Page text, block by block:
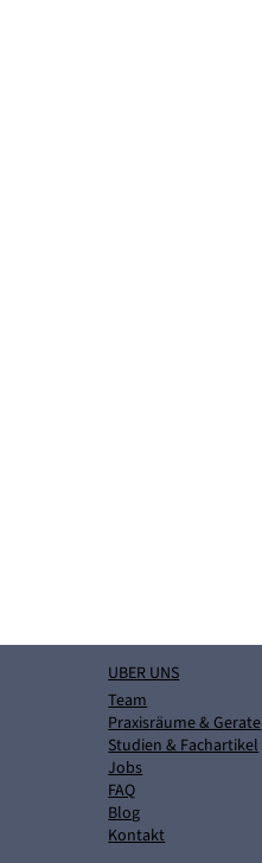
und
UBER UNS
Team
Praxisräume & Gerate
Studien & Fachartikel
Jobs
FAQ
Blog
Kontakt